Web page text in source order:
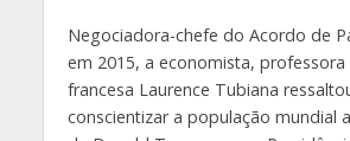
Negociadora-chefe do Acordo de
em 2015, a economista,
francesa Laurence Tubiana
conscientizar a população mundial